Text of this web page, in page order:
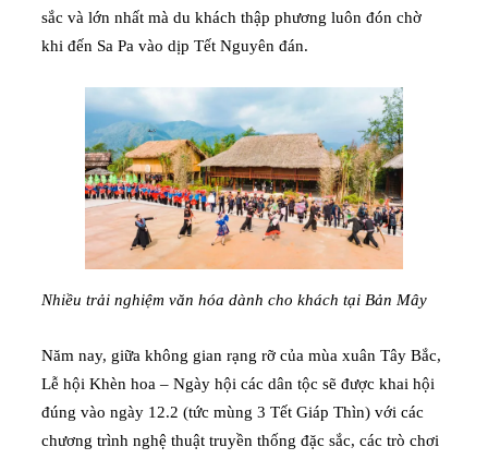
sắc và lớn nhất mà du khách thập phương luôn đón chờ
khi đến Sa Pa vào dịp Tết Nguyên đán.
Nhiều trải nghiệm văn hóa dành cho khách tại Bản Mây
Năm nay, giữa không gian rạng rỡ của mùa xuân Tây Bắc,
Lễ hội Khèn hoa – Ngày hội các dân tộc sẽ được khai hội
đúng vào ngày 12.2 (tức mùng 3 Tết Giáp Thìn) với các
chương trình nghệ thuật truyền thống đặc sắc, các trò chơi